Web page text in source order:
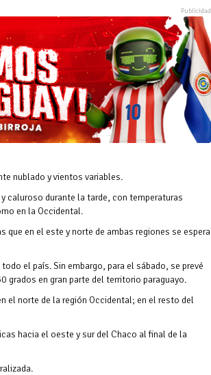
nublado y vientos variables.
caluroso durante la tarde, con temperaturas
en la Occidental.
que en el este y norte de ambas regiones se espera
el país. Sin embargo, para el sábado, se prevé
grados en gran parte del territorio paraguayo.
el norte de la región Occidental; en el resto del
hacia el oeste y sur del Chaco al final de la